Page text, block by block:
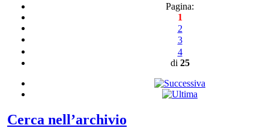
Pagina:
1
2
3
4
di 25
Cerca nell’archivio